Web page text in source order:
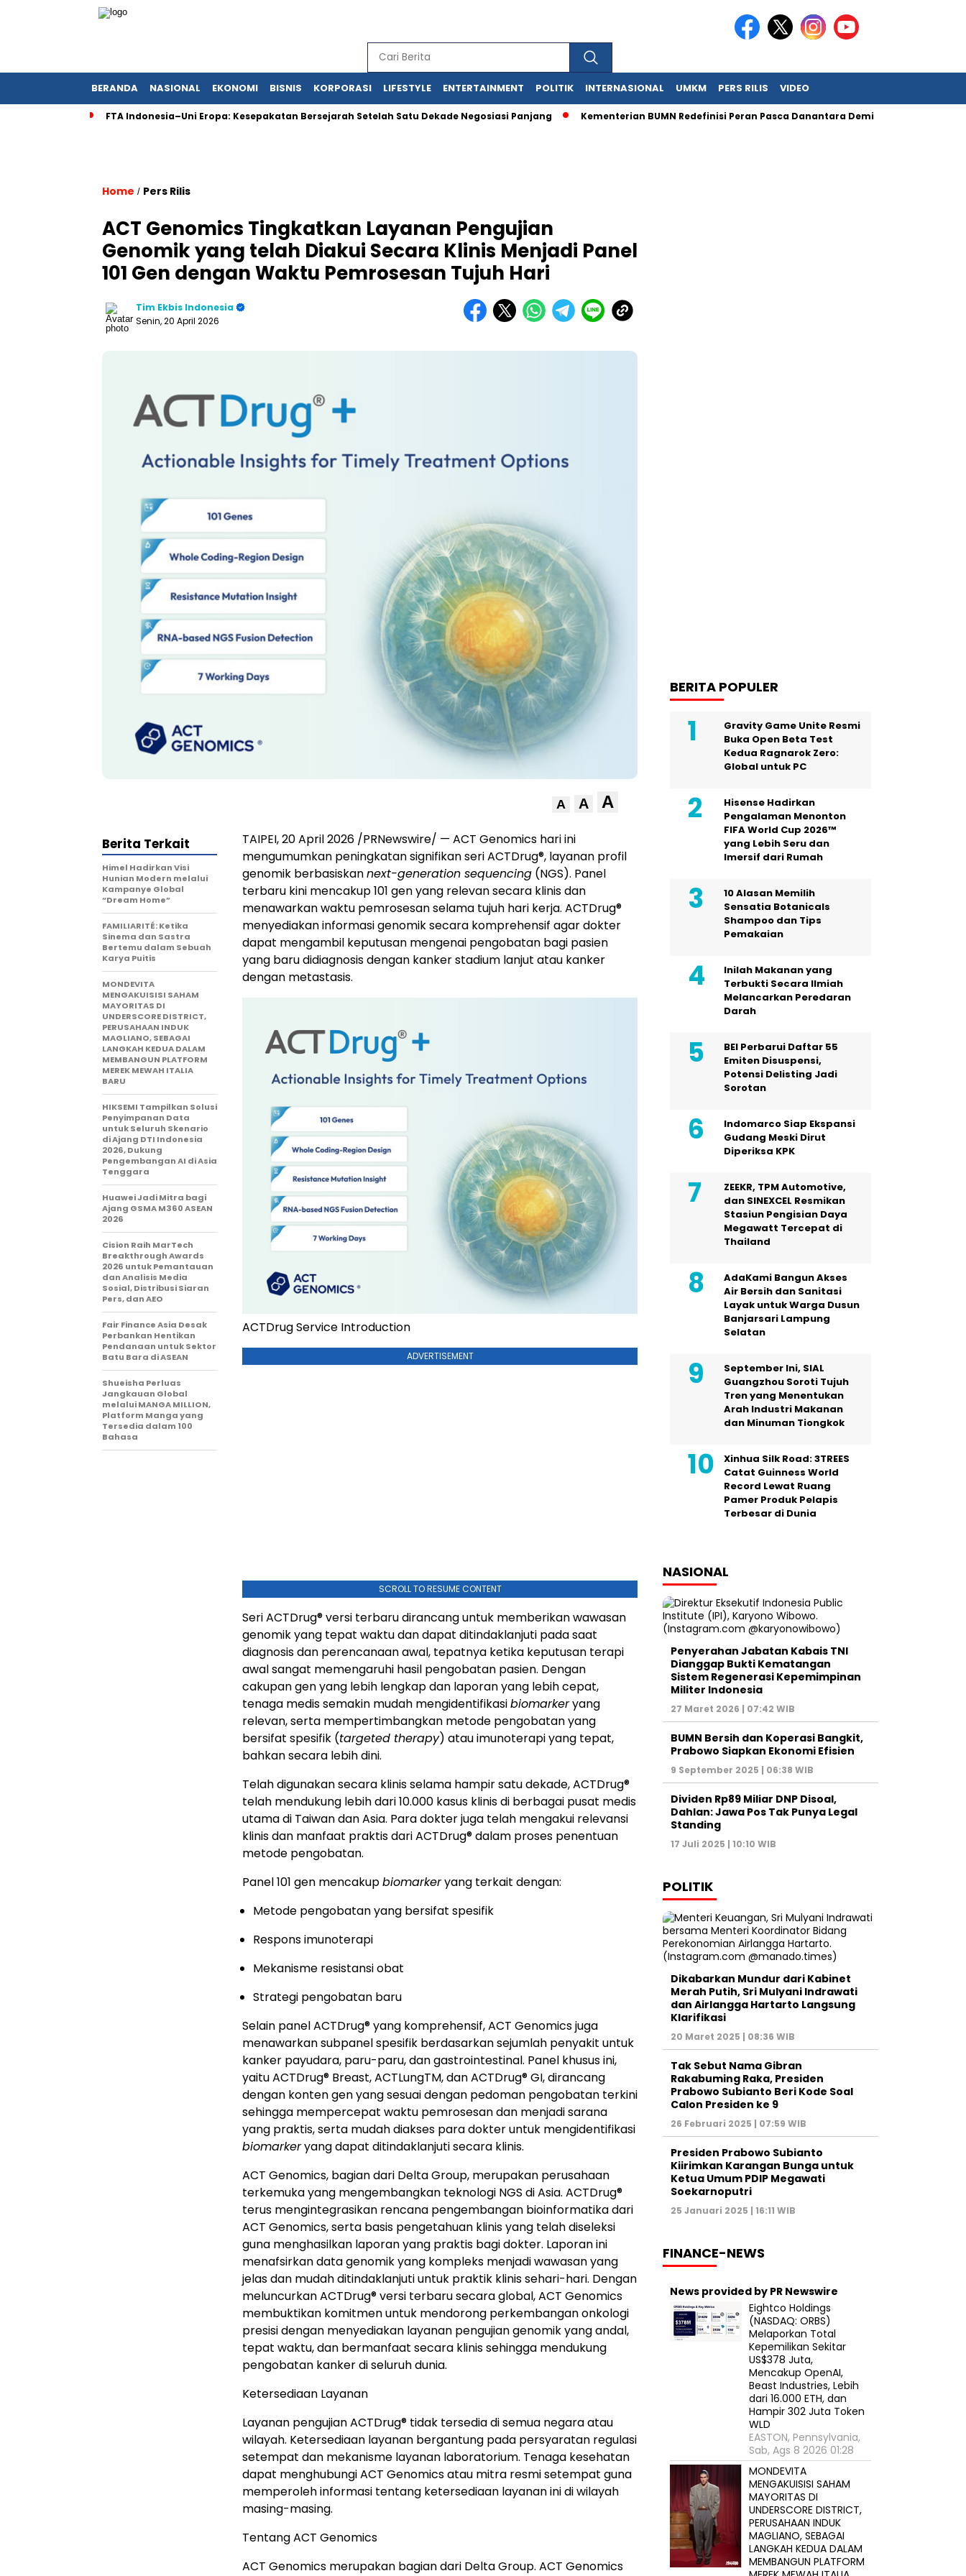
BERANDA NASIONAL EKONOMI BISNIS KORPORASI LIFESTYLE ENTERTAINMENT POLITIK INTERNASIONAL UMKM PERS RILIS VIDEO
FTA Indonesia–Uni Eropa: Kesepakatan Bersejarah Setelah Satu Dekade Negosiasi Panjang Kementerian BUMN Redefinisi Peran Pasca Danantara Demi Tata Kelola
Home / Pers Rilis
ACT Genomics Tingkatkan Layanan Pengujian
Genomik yang telah Diakui Secara Klinis Menjadi Panel
101 Gen dengan Waktu Pemrosesan Tujuh Hari
Tim Ekbis Indonesia
Senin, 20 April 2026
A A A
TAIPEI, 20 April 2026 /PRNewswire/ — ACT Genomics hari ini
mengumumkan peningkatan signifikan seri ACTDrug®, layanan profil
genomik berbasiskannext-generation sequencing (NGS). Panel
terbaru kini mencakup 101 gen yang relevan secara klinis dan
menawarkan waktu pemrosesan selama tujuh hari kerja. ACTDrug®
menyediakan informasi genomik secara komprehensif agar dokter
dapat mengambil keputusan mengenai pengobatan bagi pasien
yang baru didiagnosis dengan kanker stadium lanjut atau kanker
dengan metastasis.
ACTDrug Service Introduction
ADVERTISEMENT
SCROLL TO RESUME CONTENT
Seri ACTDrug® versi terbaru dirancang untuk memberikan wawasan
genomik yang tepat waktu dan dapat ditindaklanjuti pada saat
diagnosis dan perencanaan awal, tepatnya ketika keputusan terapi
awal sangat memengaruhi hasil pengobatan pasien. Dengan
cakupan gen yang lebih lengkap dan laporan yang lebih cepat,
tenaga medis semakin mudah mengidentifikasibiomarkeryang
relevan, serta mempertimbangkan metode pengobatan yang
bersifat spesifik (targeted therapy) atau imunoterapi yang tepat,
bahkan secara lebih dini.
Telah digunakan secara klinis selama hampir satu dekade, ACTDrug®
telah mendukung lebih dari 10.000 kasus klinis di berbagai pusat medis
utama di Taiwan dan Asia. Para dokter juga telah mengakui relevansi
klinis dan manfaat praktis dari ACTDrug® dalam proses penentuan
metode pengobatan.
Panel 101 gen mencakupbiomarkeryang terkait dengan:
Metode pengobatan yang bersifat spesifik
Respons imunoterapi
Mekanisme resistansi obat
Strategi pengobatan baru
Selain panel ACTDrug® yang komprehensif, ACT Genomics juga
menawarkan subpanel spesifik berdasarkan sejumlah penyakit untuk
kanker payudara, paru-paru, dan gastrointestinal. Panel khusus ini,
yaitu ACTDrug® Breast, ACTLungTM, dan ACTDrug® GI, dirancang
dengan konten gen yang sesuai dengan pedoman pengobatan terkini
sehingga mempercepat waktu pemrosesan dan menjadi sarana
yang praktis, serta mudah diakses para dokter untuk mengidentifikasi
biomarkeryang dapat ditindaklanjuti secara klinis.
ACT Genomics, bagian dari Delta Group, merupakan perusahaan
terkemuka yang mengembangkan teknologi NGS di Asia. ACTDrug®
terus mengintegrasikan rencana pengembangan bioinformatika dari
ACT Genomics, serta basis pengetahuan klinis yang telah diseleksi
guna menghasilkan laporan yang praktis bagi dokter. Laporan ini
menafsirkan data genomik yang kompleks menjadi wawasan yang
jelas dan mudah ditindaklanjuti untuk praktik klinis sehari-hari. Dengan
meluncurkan ACTDrug® versi terbaru secara global, ACT Genomics
membuktikan komitmen untuk mendorong perkembangan onkologi
presisi dengan menyediakan layanan pengujian genomik yang andal,
tepat waktu, dan bermanfaat secara klinis sehingga mendukung
pengobatan kanker di seluruh dunia.
Ketersediaan Layanan
Layanan pengujian ACTDrug® tidak tersedia di semua negara atau
wilayah. Ketersediaan layanan bergantung pada persyaratan regulasi
setempat dan mekanisme layanan laboratorium. Tenaga kesehatan
dapat menghubungi ACT Genomics atau mitra resmi setempat guna
memperoleh informasi tentang ketersediaan layanan ini di wilayah
masing-masing.
Tentang ACT Genomics
ACT Genomics merupakan bagian dari Delta Group. ACT Genomics
Berita Terkait
Himel Hadirkan Visi
Hunian Modern melalui
Kampanye Global
“Dream Home”
FAMILIARITÉ: Ketika
Sinema dan Sastra
Bertemu dalam Sebuah
Karya Puitis
MONDEVITA
MENGAKUISISI SAHAM
MAYORITAS DI
UNDERSCORE DISTRICT,
PERUSAHAAN INDUK
MAGLIANO, SEBAGAI
LANGKAH KEDUA DALAM
MEMBANGUN PLATFORM
MEREK MEWAH ITALIA
BARU
HIKSEMI Tampilkan Solusi
Penyimpanan Data
untuk Seluruh Skenario
di Ajang DTI Indonesia
2026, Dukung
Pengembangan AI di Asia
Tenggara
Huawei Jadi Mitra bagi
Ajang GSMA M360 ASEAN
2026
Cision Raih MarTech
Breakthrough Awards
2026 untuk Pemantauan
dan Analisis Media
Sosial, Distribusi Siaran
Pers, dan AEO
Fair Finance Asia Desak
Perbankan Hentikan
Pendanaan untuk Sektor
Batu Bara di ASEAN
Shueisha Perluas
Jangkauan Global
melalui MANGA MILLION,
Platform Manga yang
Tersedia dalam 100
Bahasa
BERITA POPULER
Gravity Game Unite Resmi
Buka Open Beta Test
Kedua Ragnarok Zero:
Global untuk PC
Hisense Hadirkan
Pengalaman Menonton
FIFA World Cup 2026™
yang Lebih Seru dan
Imersif dari Rumah
10 Alasan Memilih
Sensatia Botanicals
Shampoo dan Tips
Pemakaian
Inilah Makanan yang
Terbukti Secara Ilmiah
Melancarkan Peredaran
Darah
BEI Perbarui Daftar 55
Emiten Disuspensi,
Potensi Delisting Jadi
Sorotan
Indomarco Siap Ekspansi
Gudang Meski Dirut
Diperiksa KPK
ZEEKR, TPM Automotive,
dan SINEXCEL Resmikan
Stasiun Pengisian Daya
Megawatt Tercepat di
Thailand
AdaKami Bangun Akses
Air Bersih dan Sanitasi
Layak untuk Warga Dusun
Banjarsari Lampung
Selatan
September Ini, SIAL
Guangzhou Soroti Tujuh
Tren yang Menentukan
Arah Industri Makanan
dan Minuman Tiongkok
Xinhua Silk Road: 3TREES
Catat Guinness World
Record Lewat Ruang
Pamer Produk Pelapis
Terbesar di Dunia
NASIONAL
Penyerahan Jabatan Kabais TNI
Dianggap Bukti Kematangan
Sistem Regenerasi Kepemimpinan
Militer Indonesia
27 Maret 2026 | 07:42 WIB
BUMN Bersih dan Koperasi Bangkit,
Prabowo Siapkan Ekonomi Efisien
9 September 2025 | 06:38 WIB
Dividen Rp89 Miliar DNP Disoal,
Dahlan: Jawa Pos Tak Punya Legal
Standing
17 Juli 2025 | 10:10 WIB
POLITIK
Dikabarkan Mundur dari Kabinet
Merah Putih, Sri Mulyani Indrawati
dan Airlangga Hartarto Langsung
Klarifikasi
20 Maret 2025 | 08:36 WIB
Tak Sebut Nama Gibran
Rakabuming Raka, Presiden
Prabowo Subianto Beri Kode Soal
Calon Presiden ke 9
26 Februari 2025 | 07:59 WIB
Presiden Prabowo Subianto
Kiirimkan Karangan Bunga untuk
Ketua Umum PDIP Megawati
Soekarnoputri
25 Januari 2025 | 16:11 WIB
FINANCE-NEWS
News provided by PR Newswire
Eightco Holdings
(NASDAQ: ORBS)
Melaporkan Total
Kepemilikan Sekitar
US$378 Juta,
Mencakup OpenAI,
Beast Industries, Lebih
dari 16.000 ETH, dan
Hampir 302 Juta Token
WLD
EASTON, Pennsylvania,
Sab, Ags 8 2026 01:28
MONDEVITA
MENGAKUISISI SAHAM
MAYORITAS DI
UNDERSCORE DISTRICT,
PERUSAHAAN INDUK
MAGLIANO, SEBAGAI
LANGKAH KEDUA DALAM
MEMBANGUN PLATFORM